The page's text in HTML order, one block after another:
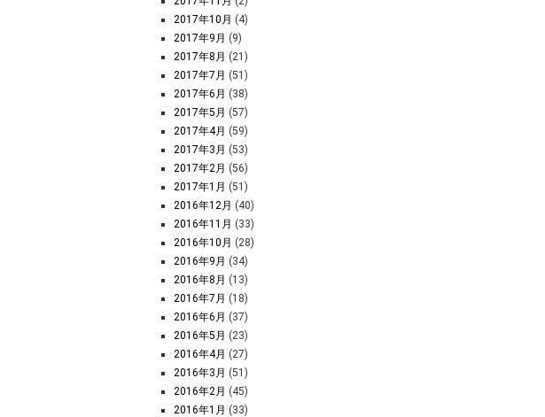
2017年10月 (4)
2017年9月 (9)
2017年8月 (21)
2017年7月 (51)
2017年6月 (38)
2017年5月 (57)
2017年4月 (59)
2017年3月 (53)
2017年2月 (56)
2017年1月 (51)
2016年12月 (40)
2016年11月 (33)
2016年10月 (28)
2016年9月 (34)
2016年8月 (13)
2016年7月 (18)
2016年6月 (37)
2016年5月 (23)
2016年4月 (27)
2016年3月 (51)
2016年2月 (45)
2016年1月 (33)